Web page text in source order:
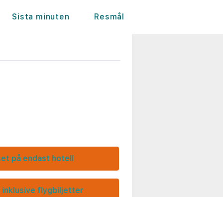
Sista minuten Resmål
på endast hotell
flygbiljetter